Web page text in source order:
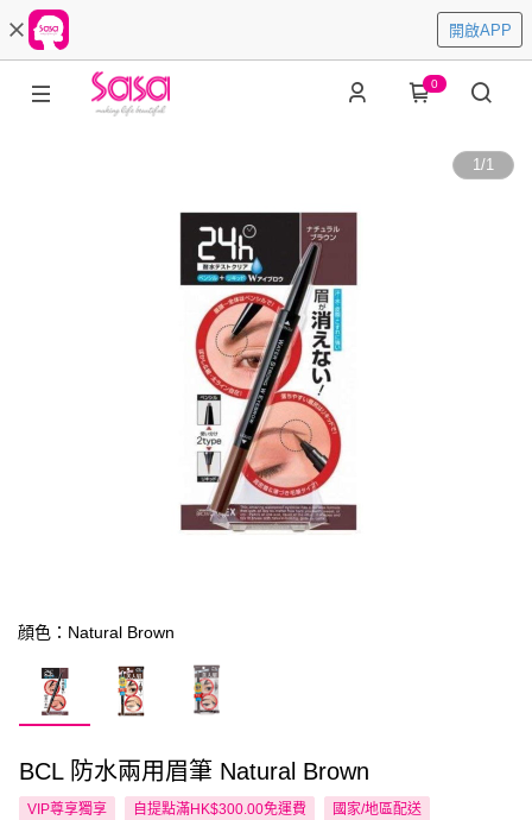
開啟APP
0
1/1
顔色：Natural Brown
BCL 防水兩用眉筆 Natural Brown
VIP尊享獨享 自提點滿HK$300.00免運費 國家/地區配送